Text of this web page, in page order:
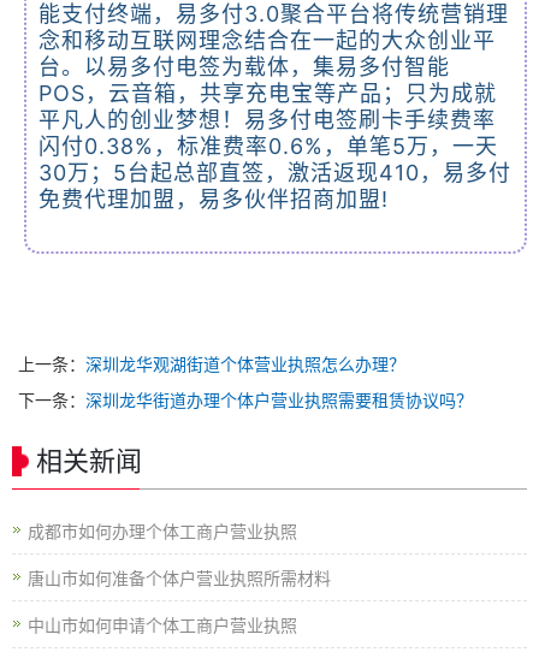
能支付终端，易多付3.0聚合平台将传统营销理
念和移动互联网理念结合在一起的大众创业平
台。以易多付电签为载体，集易多付智能
POS，云音箱，共享充电宝等产品；只为成就
平凡人的创业梦想！易多付电签刷卡手续费率
闪付0.38%，标准费率0.6%，单笔5万，一天
30万；5台起总部直签，激活返现410，易多付
免费代理加盟，易多伙伴招商加盟!
上一条： 深圳龙华观湖街道个体营业执照怎么办理？
下一条： 深圳龙华街道办理个体户营业执照需要租赁协议吗？
相关新闻
成都市如何办理个体工商户营业执照
唐山市如何准备个体户营业执照所需材料
中山市如何申请个体工商户营业执照